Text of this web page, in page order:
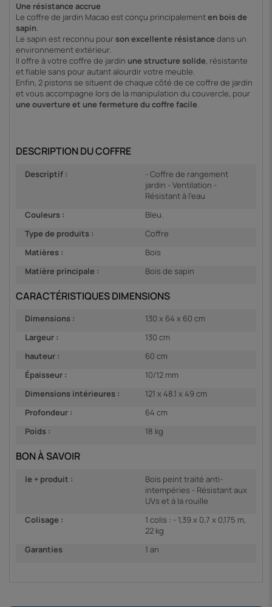
Une résistance accrue
Le coffre de jardin Macao est conçu principalementen bois de
sapin.
Le sapin est reconnu pourson excellente résistance dans un
environnement extérieur.
Il offre à votre coffre de jardin une structure solide, résistante
et fiable sans pour autant alourdir votre meuble.
Enfin, 2 pistons se situent de chaque côté de ce coffre de jardin
et vous accompagne lors de la manipulation du couvercle, pour
une ouverture et une fermeture du coffre facile.
DESCRIPTION DU COFFRE
Descriptif :
- Coffre de rangement
jardin - Ventilation -
Résistant à l'eau
Couleurs :
Bleu.
Type de produits :
Coffre
Matières :
Bois
Matière principale :
Bois de sapin
CARACTÉRISTIQUES DIMENSIONS
Dimensions :
130 x 64 x 60 cm
Largeur :
130 cm
hauteur :
60 cm
Épaisseur :
10/12 mm
Dimensions intérieures :
121 x 48.1 x 49 cm
Profondeur :
64 cm
Poids :
18 kg
BON À SAVOIR
le + produit :
Bois peint traité anti-
intempéries - Résistant aux
UVs et à la rouille
Colisage :
1 colis : - 1,39 x 0,7 x 0,175 m,
22 kg
Garanties
1 an